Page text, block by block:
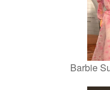
Barbie